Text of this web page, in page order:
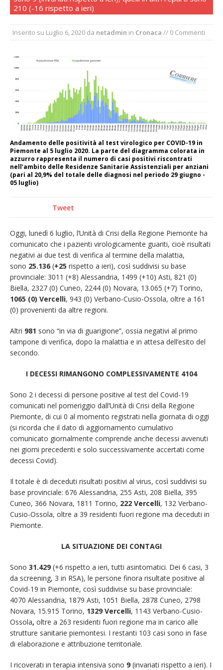
Tutto pronto per la 73ª Giornata del
mercatino agricolo
Vercelli
Dopo caldo e incendi, il maltempo estremo:
nell’Alto Novarese si contano i danni del
nubifragio di venerdì
210 (-16 rispetto a ieri)
Inserito su Luglio 6, 2020 da netadmin in Cronaca // 0 Commenti
Andamento delle positività al test virologico per COVID-19 in
Piemonte al 5 luglio 2020. La parte del diagramma colorata in
azzurro rappresenta il numero di casi positivi riscontrati
nell’ambito delle Residenze Sanitarie Assistenziali per anziani
(pari al 20,9% del totale delle diagnosi nel periodo 29 giugno -
05 luglio)
Tweet
Oggi, lunedì 6 luglio, l’Unità di Crisi della Regione Piemonte ha
comunicato che i pazienti virologicamente guariti, cioè risultati
negativi ai due test di verifica al termine della malattia,
sono 25.136 (+25 rispetto a ieri), così suddivisi su base
provinciale: 3011 (+8) Alessandria, 1499 (+10) Asti, 821 (0)
Biella, 2327 (0) Cuneo, 2244 (0) Novara, 13.065 (+7) Torino,
1065 (0) Vercelli, 943 (0) Verbano-Cusio-Ossola, oltre a 161
(0) provenienti da altre regioni.
Altri 981 sono “in via di guarigione”, ossia negativi al primo
tampone di verifica, dopo la malattia e in attesa dell’esito del
secondo.
I DECESSI RIMANGONO COMPLESSIVAMENTE 4104
Sono 2 i decessi di persone positive al test del Covid-19
comunicati nel pomeriggio dall’Unità di Crisi della Regione
Piemonte, di cui 0 al momento registrati nella giornata di oggi
(si ricorda che il dato di aggiornamento cumulativo
comunicato giornalmente comprende anche decessi avvenuti
nei giorni precedenti e solo successivamente accertati come
decessi Covid).
Il totale è di deceduti risultati positivi al virus, così suddivisi su
base provinciale: 676 Alessandria, 255 Asti, 208 Biella, 395
Cuneo, 366 Novara, 1811 Torino, 222 Vercelli, 132 Verbano-
Cusio-Ossola, oltre a 39 residenti fuori regione ma deceduti in
Piemonte.
LA SITUAZIONE DEI CONTAGI
Sono 31.429 (+6 rispetto a ieri, tutti asintomatici. Dei 6 casi, 3
da screening, 3 in RSA), le persone finora risultate positive al
Covid-19 in Piemonte, così suddivise su base provinciale:
4070 Alessandria, 1879 Asti, 1051 Biella, 2878 Cuneo, 2798
Novara, 15.915 Torino, 1329 Vercelli, 1143 Verbano-Cusio-
Ossola, oltre a 263 residenti fuori regione ma in carico alle
strutture sanitarie piemontesi. I restanti 103 casi sono in fase
di elaborazione e attribuzione territoriale.
I ricoverati in terapia intensiva sono 9 (invariati rispetto a ieri). I